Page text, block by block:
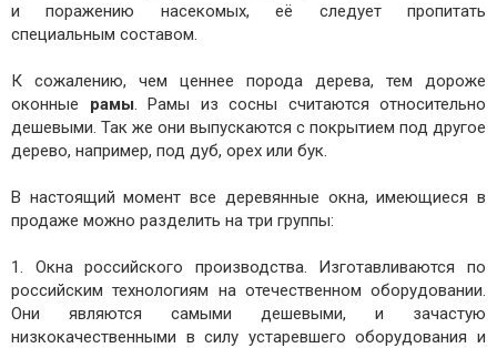
и поражению насекомых, её следует пропитать
специальным составом.
К сожалению, чем ценнее порода дерева, тем дороже
оконные рамы. Рамы из сосны считаются относительно
дешевыми. Так же они выпускаются с покрытием под другое
дерево, например, под дуб, орех или бук.
В настоящий момент все деревянные окна, имеющиеся в
продаже можно разделить на три группы:
1. Окна российского производства. Изготавливаются по
российским технологиям на отечественном оборудовании.
Они являются самыми дешевыми, и зачастую
низкокачественными в силу устаревшего оборудования и